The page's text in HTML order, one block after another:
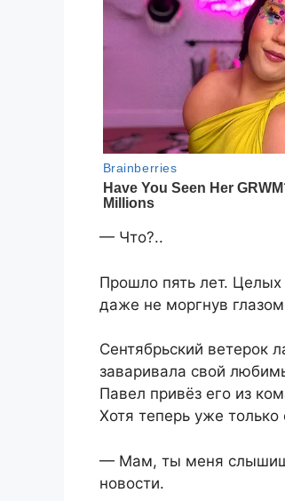
— Что?..
Прошло пять лет.
даже не моргнув
Сентябрьский ветерок
заваривала свой
Павел привёз его из
Хотя теперь уже только
— Мам, ты меня
новости.